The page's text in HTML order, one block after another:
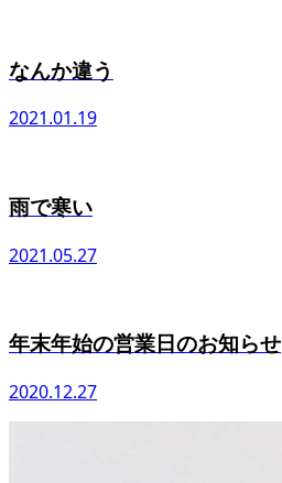
なんか違う
2021.01.19
雨で寒い
2021.05.27
年末年始の営業日のお知らせ
2020.12.27